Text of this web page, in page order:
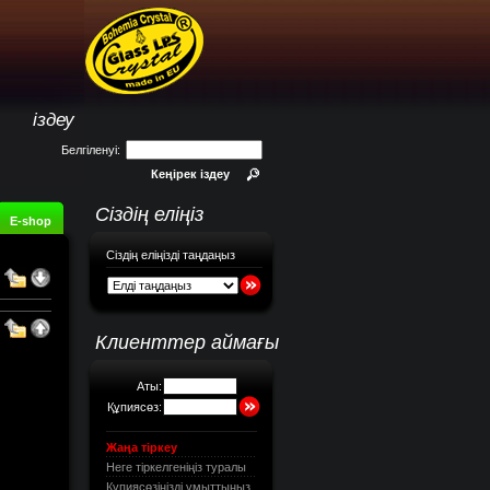
іздеу
Белгіленуі:
Кеңірек іздеу
E-shop Сіздің еліңіз
Сіздің еліңізді таңдаңыз
Клиенттер аймағы
Аты:
Құпиясөз:
Жаңа тіркеу
Неге тіркелгеніңіз туралы
Құпиясөзіңізді ұмыттыңыз